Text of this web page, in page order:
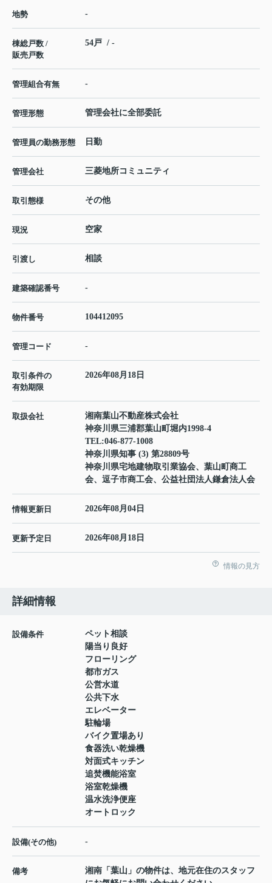
地勢 -
棟総戸数 /
販売戸数
54戸 / -
管理組合有無 -
管理形態 管理会社に全部委託
管理員の勤務形態 日勤
管理会社 三菱地所コミュニティ
取引態様 その他
現況 空家
引渡し 相談
建築確認番号 -
物件番号 104412095
管理コード -
取引条件の
有効期限
2026年08月18日
取扱会社
湘南葉山不動産株式会社
神奈川県三浦郡葉山町堀内1998-4
TEL:046-877-1008
神奈川県知事 (3) 第28809号
神奈川県宅地建物取引業協会、葉山町商工
会、逗子市商工会、公益社団法人鎌倉法人会
情報更新日 2026年08月04日
更新予定日 2026年08月18日
情報の見方
詳細情報
設備条件
ペット相談
陽当り良好
フローリング
都市ガス
公営水道
公共下水
エレベーター
駐輪場
バイク置場あり
食器洗い乾燥機
対面式キッチン
追焚機能浴室
浴室乾燥機
温水洗浄便座
オートロック
設備(その他) -
備考
湘南「葉山」の物件は、地元在住のスタッフ